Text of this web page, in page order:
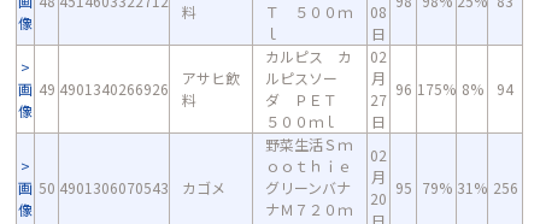
像
料
Ｔ ５００ｍ
ｌ
08
日
画
像
49 4901340266926
アサヒ飲
料
カルピス カ
ルピスソー
ダ ＰＥＴ
５００ｍｌ
02
月
27
日
96 175% 8% 94
画
像
50 4901306070543 カゴメ
野菜生活Ｓｍ
ｏｏｔｈｉｅ
グリーンバナ
ナＭ７２０ｍ
02
月
20
日
95 79% 31% 256